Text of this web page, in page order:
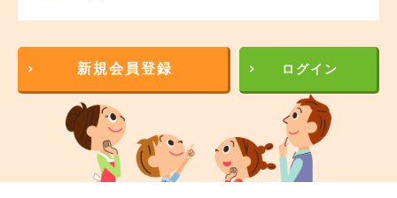
新規会員登録 ログイン